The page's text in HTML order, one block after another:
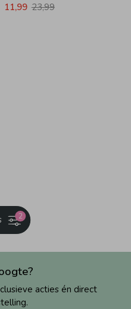
11,99 23,99
2
acties én direct